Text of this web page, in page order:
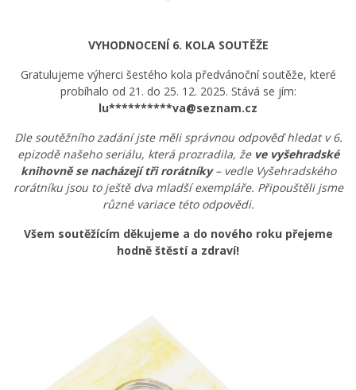
VYHODNOCENÍ 6. KOLA SOUTĚŽE
Gratulujeme výherci šestého kola předvánoční soutěže, které
probíhalo od 21. do 25. 12. 2025. Stává se jím:
lu**********va@seznam.cz
Dle soutěžního zadání jste měli správnou odpověď hledat v 6.
epizodě našeho seriálu, která prozradila, že ve vyšehradské
knihovně se nacházejí tři rorátníky– vedle Vyšehradského
rorátníku jsou to ještě dva mladší exempláře. Připouštěli jsme
různé variace této odpovědi.
Všem soutěžícím děkujeme a do nového roku přejeme
hodně štěstí a zdraví!